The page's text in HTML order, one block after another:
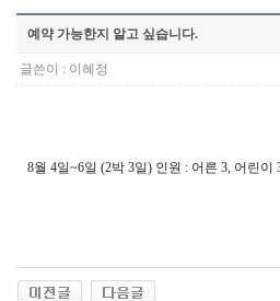
예약 가능한지 알고 싶습니다.
글쓴이 : 이혜정
8월 4일~6일 (2박 3일) 인원 : 어른 3, 어린